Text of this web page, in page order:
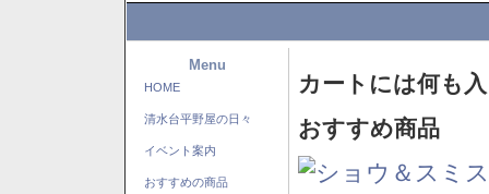
Menu
HOME
清水台平野屋の日々
イベント案内
おすすめの商品
カートには何も
おすすめ商品